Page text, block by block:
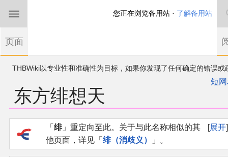
欢迎来到THBWiki！如果您是第一次来到这里，请点击右上角注册一
THBWiki以专业性和准确性为目标，如果你发现了任何确定的错误或
漏，可在登录后直接进行改正
短
东方绯想天
导
搜
展开
「 绯」重定向至此。关于与此名称相似的其
他页面，详见「 绯（消歧义） 」。
您正在浏览备用站 · 了解备用站
页面
首页
东方Project
东方同人规约
沙盒（建议使用）